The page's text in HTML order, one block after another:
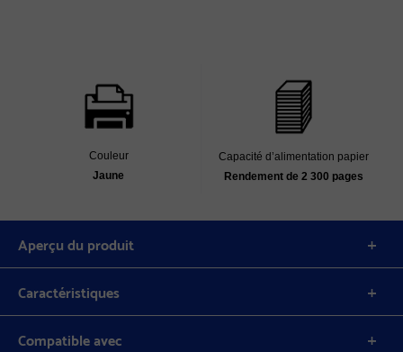
Couleur
Jaune
Capacité d’alimentation papier
Rendement de 2 300 pages
Aperçu du produit
Caractéristiques
Compatible avec